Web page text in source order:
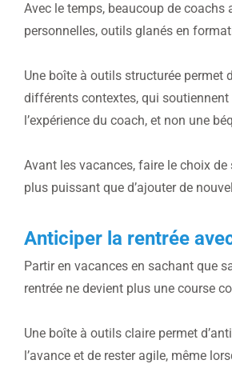
Avec le temps, beaucoup de coachs
personnelles, outils glanés en
Une boîte à outils structurée permet
différents contextes, qui
l’expérience du coach, et non une
Avant les vacances, faire le choix
plus puissant que d’ajouter de
Anticiper la rentrée
Partir en vacances en sachant que
rentrée ne devient plus une course
Une boîte à outils claire permet
l’avance et de rester agile, même